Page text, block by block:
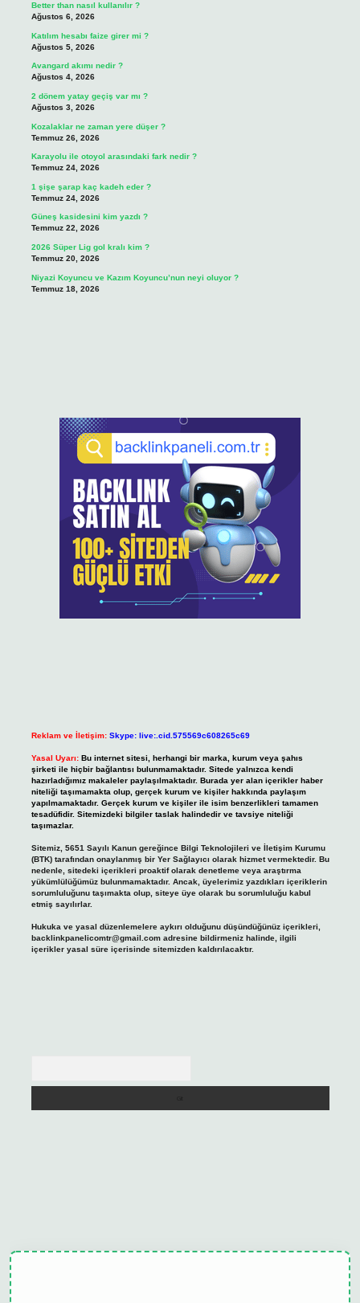
Better than nasıl kullanılır ?
Ağustos 6, 2026
Katılım hesabı faize girer mi ?
Ağustos 5, 2026
Avangard akımı nedir ?
Ağustos 4, 2026
2 dönem yatay geçiş var mı ?
Ağustos 3, 2026
Kozalaklar ne zaman yere düşer ?
Temmuz 26, 2026
Karayolu ile otoyol arasındaki fark nedir ?
Temmuz 24, 2026
1 şişe şarap kaç kadeh eder ?
Temmuz 24, 2026
Güneş kasidesini kim yazdı ?
Temmuz 22, 2026
2026 Süper Lig gol kralı kim ?
Temmuz 20, 2026
Niyazi Koyuncu ve Kazım Koyuncu’nun neyi oluyor ?
Temmuz 18, 2026
Reklam ve İletişim: Skype: live:.cid.575569c608265c69
Yasal Uyarı: Bu internet sitesi, herhangi bir marka, kurum veya şahıs
şirketi ile hiçbir bağlantısı bulunmamaktadır. Sitede yalnızca kendi
hazırladığımız makaleler paylaşılmaktadır. Burada yer alan içerikler haber
niteliği taşımamakta olup, gerçek kurum ve kişiler hakkında paylaşım
yapılmamaktadır. Gerçek kurum ve kişiler ile isim benzerlikleri tamamen
tesadüfidir. Sitemizdeki bilgiler taslak halindedir ve tavsiye niteliği
taşımazlar.
Sitemiz, 5651 Sayılı Kanun gereğince Bilgi Teknolojileri ve İletişim Kurumu
(BTK) tarafından onaylanmış bir Yer Sağlayıcı olarak hizmet vermektedir. Bu
nedenle, sitedeki içerikleri proaktif olarak denetleme veya araştırma
yükümlülüğümüz bulunmamaktadır. Ancak, üyelerimiz yazdıkları içeriklerin
sorumluluğunu taşımakta olup, siteye üye olarak bu sorumluluğu kabul
etmiş sayılırlar.
Hukuka ve yasal düzenlemelere aykırı olduğunu düşündüğünüz içerikleri,
backlinkpanelicomtr@gmail.comadresine bildirmeniz halinde, ilgili
içerikler yasal süre içerisinde sitemizden kaldırılacaktır.